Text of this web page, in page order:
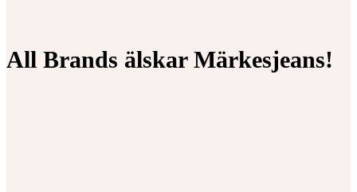
All Brands älskar Märkesjeans!